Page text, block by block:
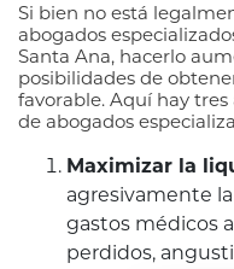
Si bien no está
abogados
Santa Ana, hacerlo
posibilidades de
favorable. Aquí hay
de abogados
Maximizar la
agresivamente
gastos médicos
perdidos,